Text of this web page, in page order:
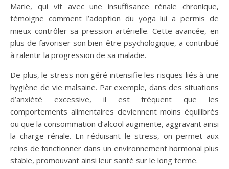
Marie, qui vit avec une insuffisance rénale chronique,
témoigne comment l’adoption du yoga lui a permis de
mieux contrôler sa pression artérielle. Cette avancée, en
plus de favoriser son bien-être psychologique, a contribué
à ralentir la progression de sa maladie.
De plus, le stress non géré intensifie les risques liés à une
hygiène de vie malsaine. Par exemple, dans des situations
d’anxiété excessive, il est fréquent que les
comportements alimentaires deviennent moins équilibrés
ou que la consommation d’alcool augmente, aggravant ainsi
la charge rénale. En réduisant le stress, on permet aux
reins de fonctionner dans un environnement hormonal plus
stable, promouvant ainsi leur santé sur le long terme.